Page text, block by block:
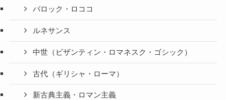
バロック・ロココ
ルネサンス
中世（ビザンティン・ロマネスク・ゴシック）
古代（ギリシャ・ローマ）
新古典主義・ロマン主義